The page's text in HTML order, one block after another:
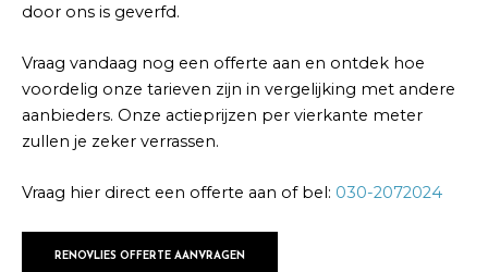
door ons is geverfd.
Vraag vandaag nog een offerte aan en ontdek hoe
voordelig onze tarieven zijn in vergelijking met andere
aanbieders. Onze actieprijzen per vierkante meter
zullen je zeker verrassen.
Vraag hier direct een offerte aan of bel: 030-2072024
RENOVLIES OFFERTE AANVRAGEN